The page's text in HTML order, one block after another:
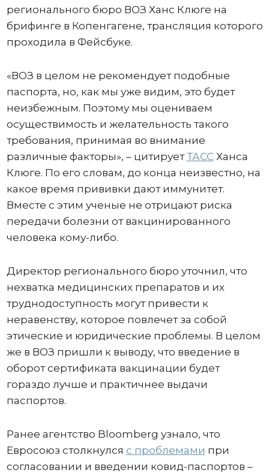
регионального бюро ВОЗ Ханс Клюге на
брифинге в Копенгагене, трансляция которого
проходила в Фейсбуке.
«ВОЗ в целом не рекомендует подобные
паспорта, но, как мы уже видим, это будет
неизбежным. Поэтому мы оцениваем
осуществимость и желательность такого
требования, принимая во внимание
различные факторы», – цитируетТАСС Ханса
Клюге. По его словам, до конца неизвестно, на
какое время прививки дают иммунитет.
Вместе с этим ученые не отрицают риска
передачи болезни от вакцинированного
человека кому-либо.
Директор регионального бюро уточнил, что
нехватка медицинских препаратов и их
труднодоступность могут привести к
неравенству, которое повлечет за собой
этические и юридические проблемы. В целом
же в ВОЗ пришли к выводу, что введение в
оборот сертификата вакцинации будет
гораздо лучше и практичнее выдачи
паспортов.
Ранее агентство Bloomberg узнало, что
Евросоюз столкнулся с проблемами при
согласовании и введении ковид-паспортов –